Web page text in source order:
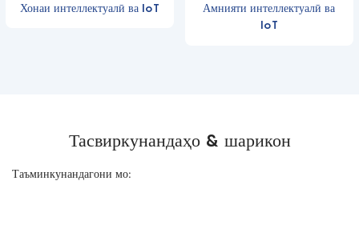
Хонаи интеллектуалӣ ва IoT
Амнияти интеллектуалӣ ва
IoT
Тасвиркунандаҳо & шарикон
Таъминкунандагони мо: